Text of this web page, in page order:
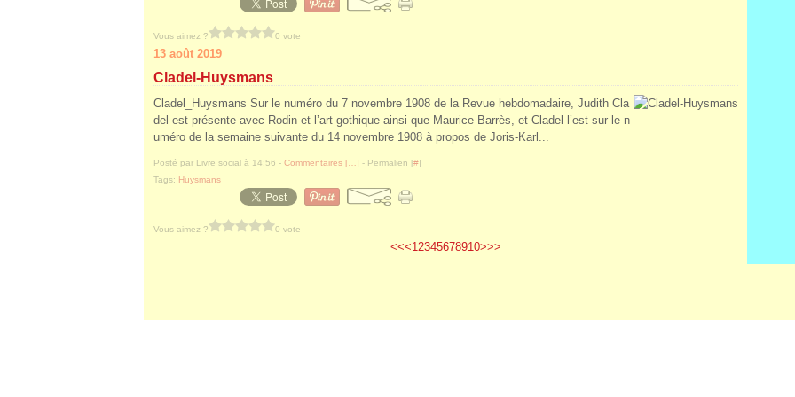
Vous aimez ? 0 vote
13 août 2019
Cladel-Huysmans
Cladel_Huysmans Sur le numéro du 7 novembre 1908 de la Revue hebdomadaire, Judith Cla
del est présente avec Rodin et l’art gothique ainsi que Maurice Barrès, et Cladel l’est sur le n
uméro de la semaine suivante du 14 novembre 1908 à propos de Joris-Karl...
Posté par Livre social à 14:56 - Commentaires [ ] - Permalien [#]
Tags: Huysmans
Vous aimez ? 0 vote
<<<12345678910>>>